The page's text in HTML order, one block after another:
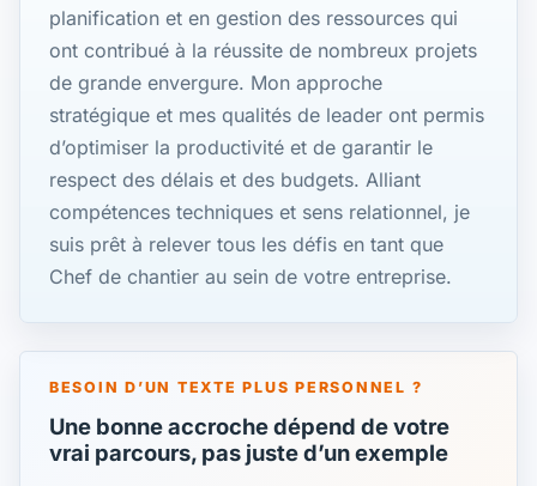
planification et en gestion des ressources qui
ont contribué à la réussite de nombreux projets
de grande envergure. Mon approche
stratégique et mes qualités de leader ont permis
d’optimiser la productivité et de garantir le
respect des délais et des budgets. Alliant
compétences techniques et sens relationnel, je
suis prêt à relever tous les défis en tant que
Chef de chantier au sein de votre entreprise.
BESOIN D’UN TEXTE PLUS PERSONNEL ?
Une bonne accroche dépend de votre
vrai parcours, pas juste d’un exemple